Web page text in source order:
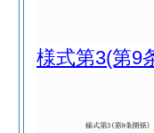
様式第3(第9